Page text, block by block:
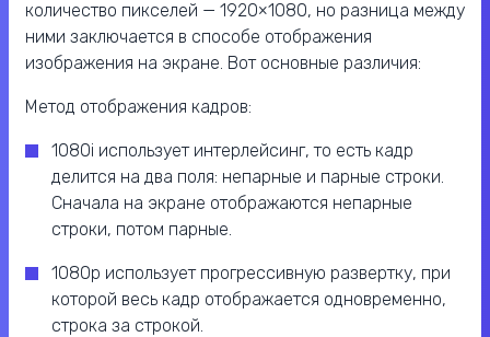
количество пикселей — 1920×1080, но разница между
ними заключается в способе отображения
изображения на экране. Вот основные различия:
Метод отображения кадров:
1080i использует интерлейсинг, то есть кадр
делится на два поля: непарные и парные строки.
Сначала на экране отображаются непарные
строки, потом парные.
1080p использует прогрессивную развертку, при
которой весь кадр отображается одновременно,
строка за строкой.